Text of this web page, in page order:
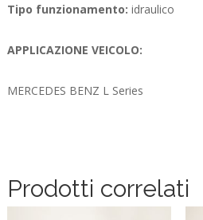
Tipo funzionamento: idraulico
APPLICAZIONE VEICOLO:
MERCEDES BENZ L Series
Prodotti correlati